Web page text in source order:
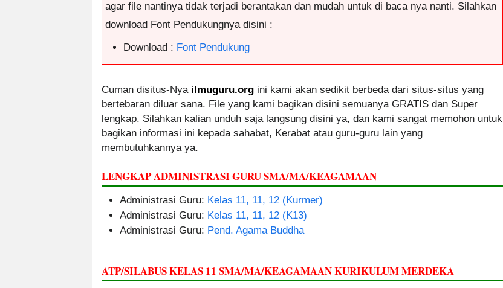
agar file nantinya tidak terjadi berantakan dan mudah untuk di baca nya nanti. Silahkan
download Font Pendukungnya disini :
Download : Font Pendukung
Cuman disitus-Nya ilmuguru.org ini kami akan sedikit berbeda dari situs-situs yang
bertebaran diluar sana. File yang kami bagikan disini semuanya GRATIS dan Super
lengkap. Silahkan kalian unduh saja langsung disini ya, dan kami sangat memohon untuk
bagikan informasi ini kepada sahabat, Kerabat atau guru-guru lain yang
membutuhkannya ya.
LENGKAP ADMINISTRASI GURU SMA/MA/KEAGAMAAN
Administrasi Guru: Kelas 11, 11, 12 (Kurmer)
Administrasi Guru: Kelas 11, 11, 12 (K13)
Administrasi Guru: Pend. Agama Buddha
ATP/SILABUS KELAS 11 SMA/MA/KEAGAMAAN KURIKULUM MERDEKA